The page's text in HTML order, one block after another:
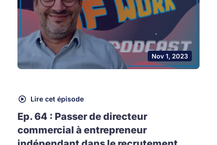
Nov 1, 2023
Lire cet épisode
Ep. 64 : Passer de directeur
commercial à entrepreneur